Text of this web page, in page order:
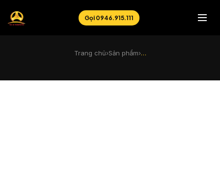
Gọi 0946.915.111
Trang chủ›Sản phẩm›…